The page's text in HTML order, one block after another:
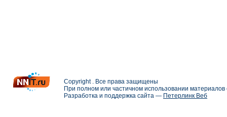
Copyright . Все права защищены
При полном или частичном использовании
Разработка и поддержка сайта — Петерлинк Веб